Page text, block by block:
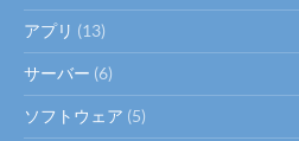
アプリ (13)
サーバー (6)
ソフトウェア (5)